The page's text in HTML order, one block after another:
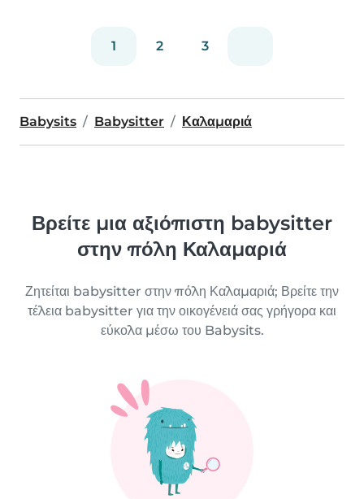
1 2 3
Babysits Babysitter Καλαμαριά
Βρείτε μια αξιόπιστη babysitter
στην πόλη Καλαμαριά
Ζητείται babysitter στην πόλη Καλαμαριά; Βρείτε την
τέλεια babysitter για την οικογένειά σας γρήγορα και
εύκολα μέσω του Babysits.